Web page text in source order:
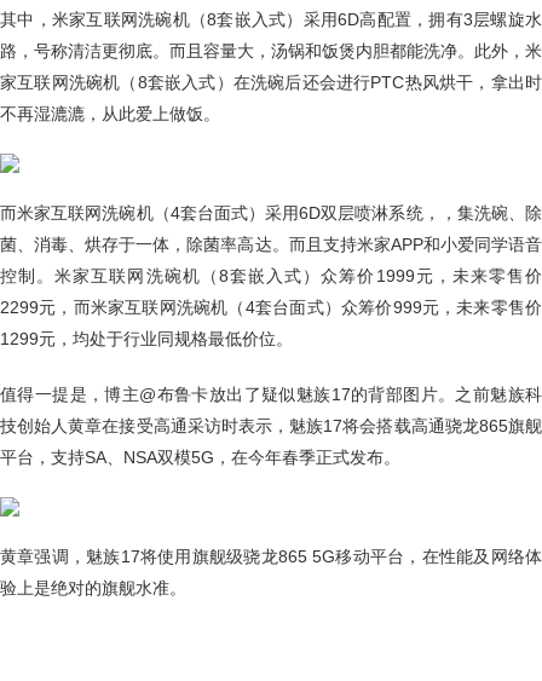
其中，米家互联网洗碗机（8套嵌入式）采用6D高配置，拥有3层螺旋水
路，号称清洁更彻底。而且容量大，汤锅和饭煲内胆都能洗净。此外，米
家互联网洗碗机（8套嵌入式）在洗碗后还会进行PTC热风烘干，拿出时
不再湿漉漉，从此爱上做饭。
而米家互联网洗碗机（4套台面式）采用6D双层喷淋系统，，集洗碗、除
菌、消毒、烘存于一体，除菌率高达。而且支持米家APP和小爱同学语音
控制。米家互联网洗碗机（8套嵌入式）众筹价1999元，未来零售价
2299元，而米家互联网洗碗机（4套台面式）众筹价999元，未来零售价
1299元，均处于行业同规格最低价位。
值得一提是，博主@布鲁卡放出了疑似魅族17的背部图片。之前魅族科
技创始人黄章在接受高通采访时表示，魅族17将会搭载高通骁龙865旗舰
平台，支持SA、NSA双模5G，在今年春季正式发布。
黄章强调，魅族17将使用旗舰级骁龙865 5G移动平台，在性能及网络体
验上是绝对的旗舰水准。